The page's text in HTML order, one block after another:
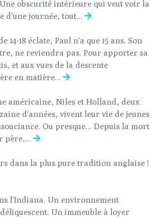
obscurité intérieure qui veut voir la
d'une journée, tout...
14-18 éclate, Paul n'a que 15 ans. Son
ne reviendra pas. Pour apporter sa
et aux vues de la descente
en matière...
américaine, Niles et Holland, deux
d'années, vivent leur vie de jeunes
Ou presque... Depuis la mort
père,...
dans la plus pure tradition anglaise !
l'Indiana. Un environnement
Un immeuble à loyer